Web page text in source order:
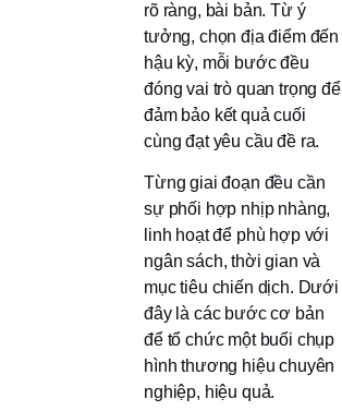
rõ ràng, bài bản. Từ ý
tưởng, chọn địa điểm đến
hậu kỳ, mỗi bước đều
đóng vai trò quan trọng để
đảm bảo kết quả cuối
cùng đạt yêu cầu đề ra.
Từng giai đoạn đều cần
sự phối hợp nhịp nhàng,
linh hoạt để phù hợp với
ngân sách, thời gian và
mục tiêu chiến dịch. Dưới
đây là các bước cơ bản
để tổ chức một buổi chụp
hình thương hiệu chuyên
nghiệp, hiệu quả.